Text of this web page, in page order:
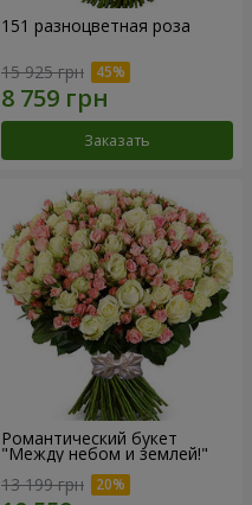
151 разноцветная роза
15 925 грн
Заказать
Романтический букет
"Между небом и землей!"
13 199 грн